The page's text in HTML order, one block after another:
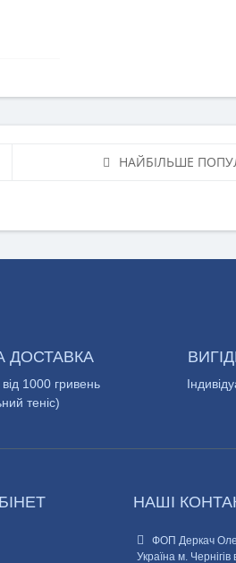
НАЙБІЛЬШЕ
ДОСТАВКА
1000 гривень
теніс)
НАШІ
ФОП Деркач
Україна м. Чернігів